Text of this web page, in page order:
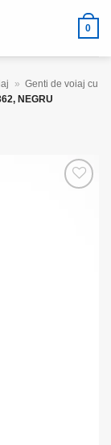
0
» Genti de voiaj cu
NEGRU